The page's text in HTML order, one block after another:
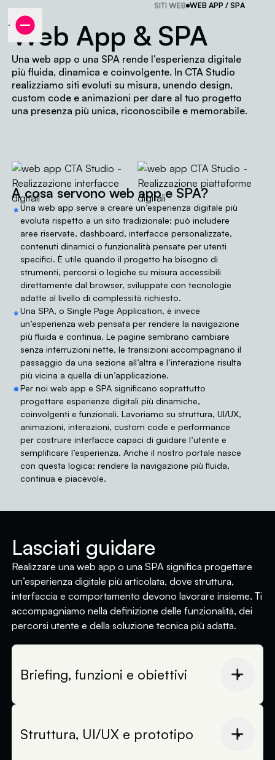
MENU
SITI WEB WEB APP / SPA
Web App & SPA
Realizzazione web
Progettiamo interfacce
Una web app o una SPA rende l’esperienza digitale
più fluida, dinamica e coinvolgente. In CTA Studio
realizziamo siti evoluti su misura, unendo design,
custom code e animazioni per dare al tuo progetto
una presenza più unica, riconoscibile e memorabile.
A cosa servono web app e SPA?
⁎Una web app serve a creare un’esperienza digitale più
evoluta rispetto a un sito tradizionale: può includere
aree riservate, dashboard, interfacce personalizzate,
contenuti dinamici o funzionalità pensate per utenti
specifici. È utile quando il progetto ha bisogno di
strumenti, percorsi o logiche su misura accessibili
direttamente dal browser, sviluppate con tecnologie
adatte al livello di complessità richiesto.
⁎Una SPA, o Single Page Application, è invece
un’esperienza web pensata per rendere la navigazione
più fluida e continua. Le pagine sembrano cambiare
senza interruzioni nette, le transizioni accompagnano il
passaggio da una sezione all’altra e l’interazione risulta
più vicina a quella di un’applicazione.
⁕Per noi web app e SPA significano soprattutto
progettare esperienze digitali più dinamiche,
coinvolgenti e funzionali. Lavoriamo su struttura, UI/UX,
animazioni, interazioni, custom code e performance
per costruire interfacce capaci di guidare l’utente e
semplificare l’esperienza. Anche il nostro portale nasce
con questa logica: rendere la navigazione più fluida,
continua e piacevole.
Lasciati guidare
Realizzare una web app o una SPA significa progettare
un’esperienza digitale più articolata, dove struttura,
interfaccia e comportamento devono lavorare insieme. Ti
accompagniamo nella definizione delle funzionalità, dei
percorsi utente e della soluzione tecnica più adatta.
Briefing, funzioni e obiettivi
utenti, sugli obiettivi e sulle funzionalità
necessarie. Questa fase ci aiuta a capire se
Struttura, UI/UX e prototipo